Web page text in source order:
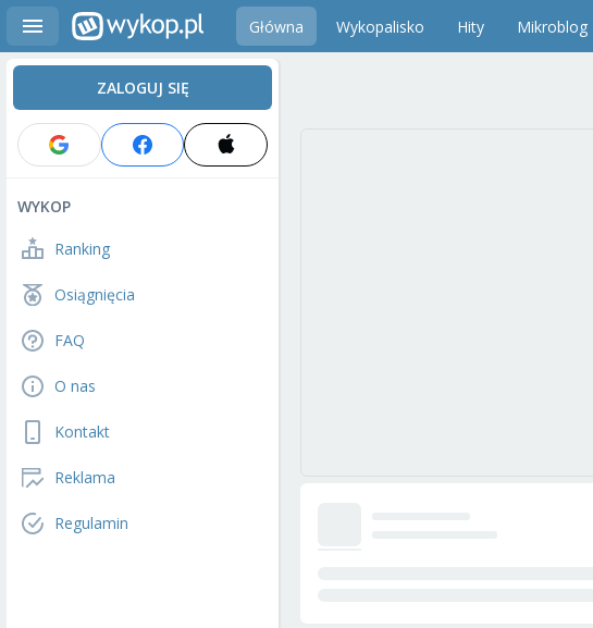
Główna Wykopalisko Hity Mikroblog
ZALOGUJ SIĘ
WYKOP
Ranking
Osiągnięcia
FAQ
O nas
Kontakt
Reklama
Regulamin